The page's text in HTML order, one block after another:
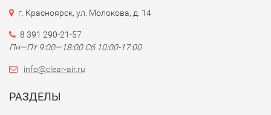
г. Красноярск, ул. Молокова, д. 14
8 391 290-21-57
Пн—Пт 9:00—18:00 Сб 10:00-17:00
info@clear-air.ru
РАЗДЕЛЫ